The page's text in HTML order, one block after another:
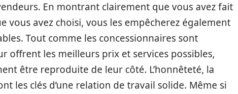
En montrant clairement que vous avez fait
vous avez choisi, vous les empêcherez également
Tout comme les concessionnaires sont
offrent les meilleurs prix et services possibles,
être reproduite de leur côté. L’honnêteté, la
les clés d’une relation de travail solide. Même si